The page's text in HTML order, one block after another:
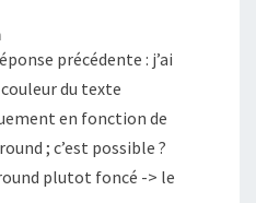
précédente : j’ai
du texte
en fonction de
; c’est possible ?
plutot foncé -> le